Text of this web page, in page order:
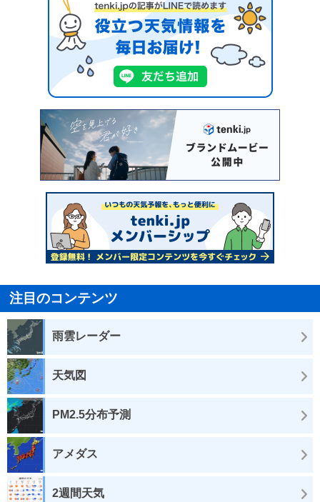
注目のコンテンツ
雨雲レーダー
天気図
PM2.5分布予測
アメダス
2週間天気